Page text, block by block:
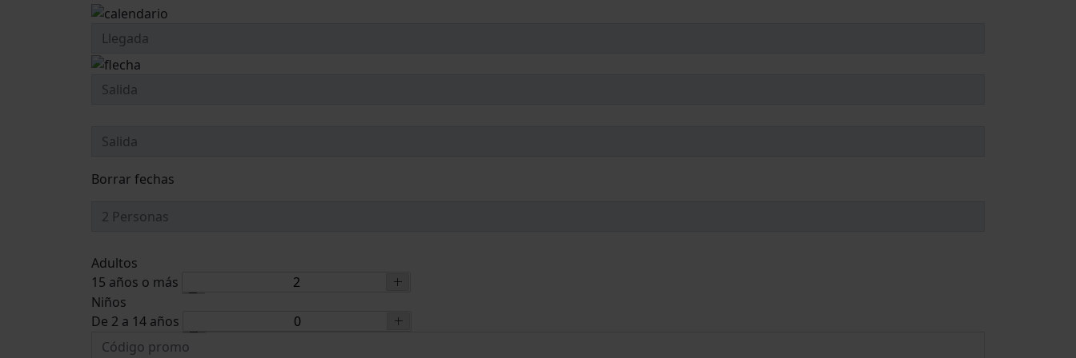
Borrar fechas
Adultos
15 años o más
Niños
De 2 a 14 años